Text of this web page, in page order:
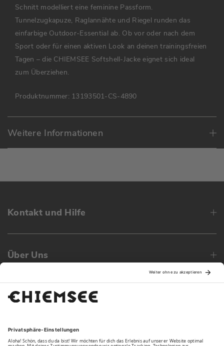
Schnitt modelliert eine feminine Passform.
Tunnelzugkapuze, Raglannähte und Riegel runden das
einfarbige Outdoor-Essential ab. Ob vor oder nach dem
Sport oder für einen aktiven Look an deinen trainingsfreien
Tagen – die CHIEMSEE Softshell-Jacke eignet sich ideal
zum Überziehen.
Produktnummer: 13193501-CS-4890
Weitere Informationen
Kontakt und Hilfe
Über Uns
Family
Unsere Vorteile